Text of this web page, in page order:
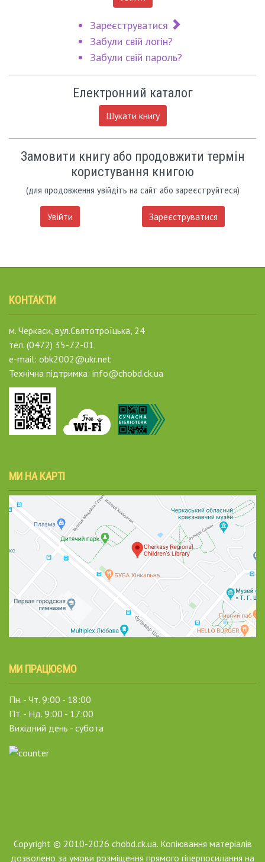
Зареєструватися
Забули свій логін?
Забули свій пароль?
Електронний каталог
Шукати книгу
Замовити книгу або продовжити термін
користування книгою
(для продовження увійдіть на сайт або зареєструйтеся)
Увійти Зареєструватися
КОНТАКТИ
м. Черкаси, вул.Святотроїцька, 24
тел. (0472) 35-72-01
e-mail: obk2002@ukr.net
Технічна підтримка: info@chobd.ck.ua
МИ НА КАРТІ
МИ ПРАЦЮЄМО
Пн. - Чт. 9:00 - 18:00
Пт. - Нд. 9:00 - 17:00
Вихідний день - субота
Copyright © 2010-2026 chobd.ck.ua. Копіювання матеріалів
дозволено за умови розміщення прямого гіперпосилання на